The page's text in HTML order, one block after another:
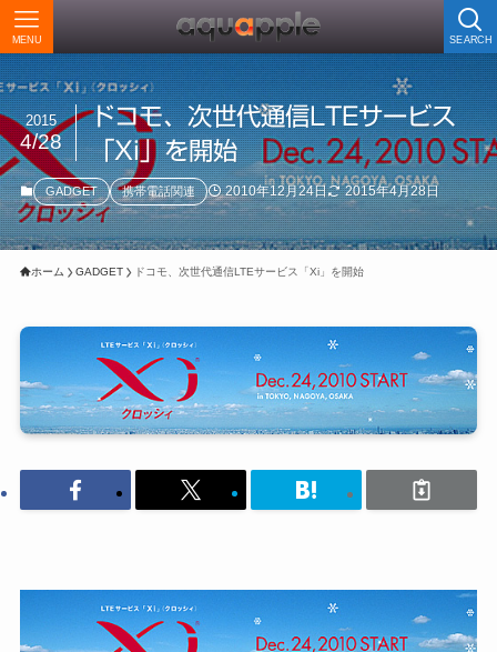
SEARCH
MENU
ドコモ、次世代通信LTEサービス
「Xi」を開始
2015
4/28
GADGET 携帯電話関連 2010年12月24日 2015年4月28日
ホーム GADGET ドコモ、次世代通信LTEサービス「Xi」を開始